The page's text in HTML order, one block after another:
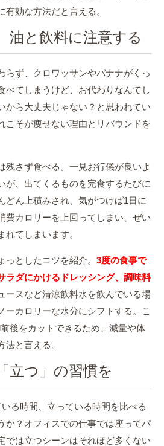
効な方法だと言える。
油と飲料に注意する
らず、クロワッサンやバナナがくっ
べてしまうけど、お代わりなんてし
から大丈夫じゃない？と思われてい
こそが痩せない理由とリバウンドを
残さず食べる。一見お行儀が良いよ
が、出てくるものを完食するたびに
どん上積みされ、気がつけば1日に
費カロリーを上回ってしまい、ぜい
れてしまいます。
っとしたコツを紹介。3度の食事で
ラダにかけるドレッシング、調味料
ースなど清涼飲料水を飲んでいる場
ーカロリーな水分にシフトする。こ
後をカットできるため、減量や体
法と言える。
立つ」の習慣を
る時間、立っている時間を比べる
か？オフィスでの仕事では座ってパ
では立つシーンはそれほど多くない